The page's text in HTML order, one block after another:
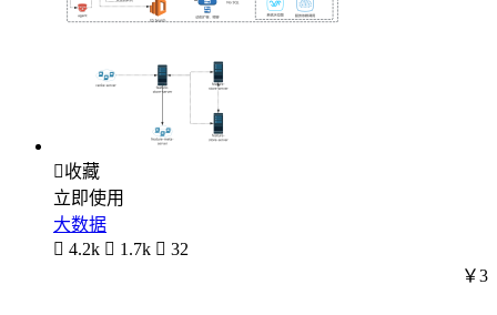
收藏
立即使用
大数据
 4.2k  1.7k  32
￥3